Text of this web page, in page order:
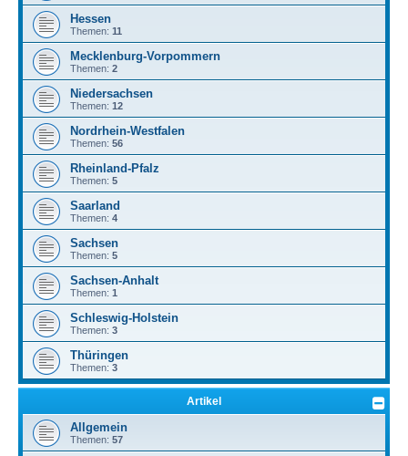
Hessen
Themen: 11
Mecklenburg-Vorpommern
Themen: 2
Niedersachsen
Themen: 12
Nordrhein-Westfalen
Themen: 56
Rheinland-Pfalz
Themen: 5
Saarland
Themen: 4
Sachsen
Themen: 5
Sachsen-Anhalt
Themen: 1
Schleswig-Holstein
Themen: 3
Thüringen
Themen: 3
Artikel
Allgemein
Themen: 57